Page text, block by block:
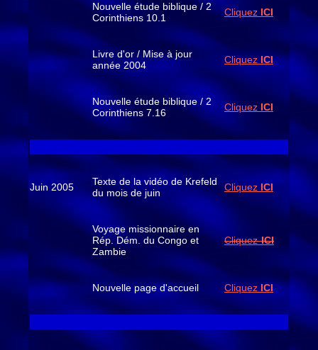
Nouvelle étude biblique / 2
Corinthiens 10.1
Cliquez ICI
Livre d'or / Mise à jour
année 2004
CliquezICI
Nouvelle étude biblique / 2
Corinthiens 7.16
Cliquez ICI
Juin 2005
Texte de la vidéo de Krefeld
du mois de juin
Cliquez ICI
Voyage missionnaire en
Rép. Dém. du Congo et
Zambie
Cliquez-ICI
Nouvelle page d'accueil Cliquez ICI